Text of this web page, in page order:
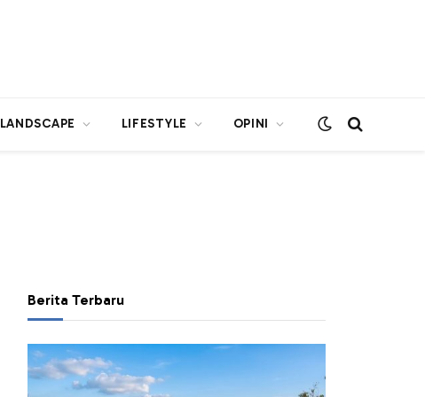
LANDSCAPE LIFESTYLE OPINI
Berita Terbaru